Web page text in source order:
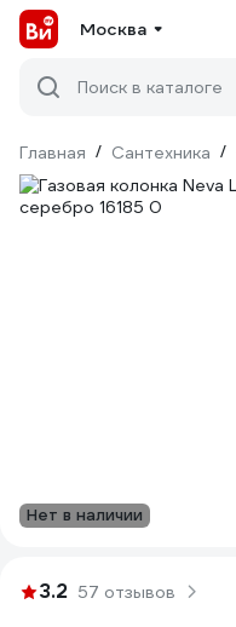
Москва
Поиск в каталоге
Главная / Сантехника /
Нет в наличии
3.2 57 отзывов